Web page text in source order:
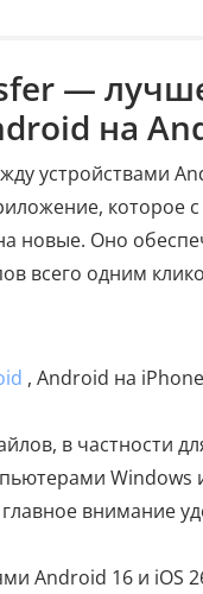
—
на
устройствами
которое с
новые. Оно
всего одним
, Android на
в частности
Windows
внимание
Android 16 и iOS